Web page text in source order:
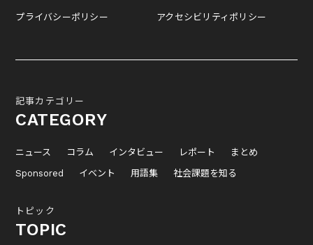
プライバシーポリシー アクセシビリティポリシー
記事カテゴリー
CATEGORY
ニュース コラム インタビュー レポート
まとめ
Sponsored
イベント 用語集 社会課題を知る
トピック
TOPIC